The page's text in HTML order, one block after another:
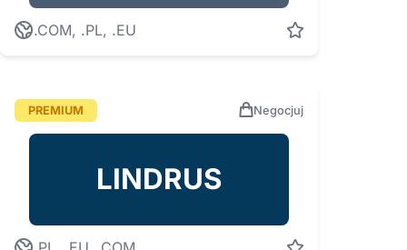
.COM, .PL, .EU
PREMIUM Negocjuj
LINDRUS